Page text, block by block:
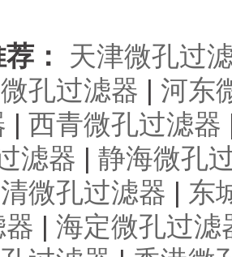
：
天津微孔过
孔过滤器 | 河东
| 西青微孔过滤器
滤器 | 静海微孔
微孔过滤器 | 东
| 海定微孔过滤